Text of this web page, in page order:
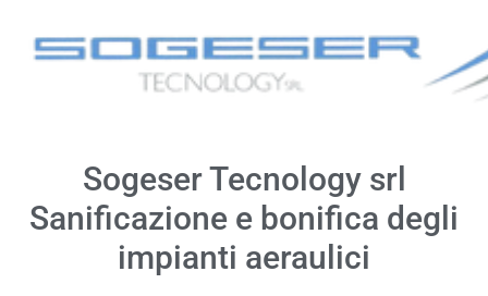
Sogeser Tecnology srl
Sanificazione e bonifica degli
impianti aeraulici